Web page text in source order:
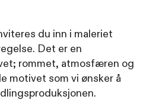
du inn i maleriet
Det er en
rommet, atmosfæren og
motivet som vi ønsker å